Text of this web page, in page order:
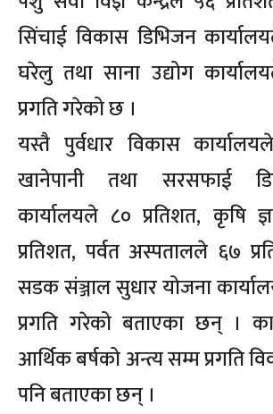
सिंचाई विकास डिभिजन
घरेलु तथा साना उद्योग
प्रगति गरेको छ ।
यस्तै पुर्वधार विकास
खानेपानी तथा सरसफाई
कार्यालयले ८० प्रतिशत, कृषि
प्रतिशत, पर्वत अस्पतालले ६७
सडक संञ्जाल सुधार योजना
प्रगति गरेको बताएका छन् ।
आर्थिक बर्षको अन्त्य सम्म प्रगति
पनि बताएका छन् ।